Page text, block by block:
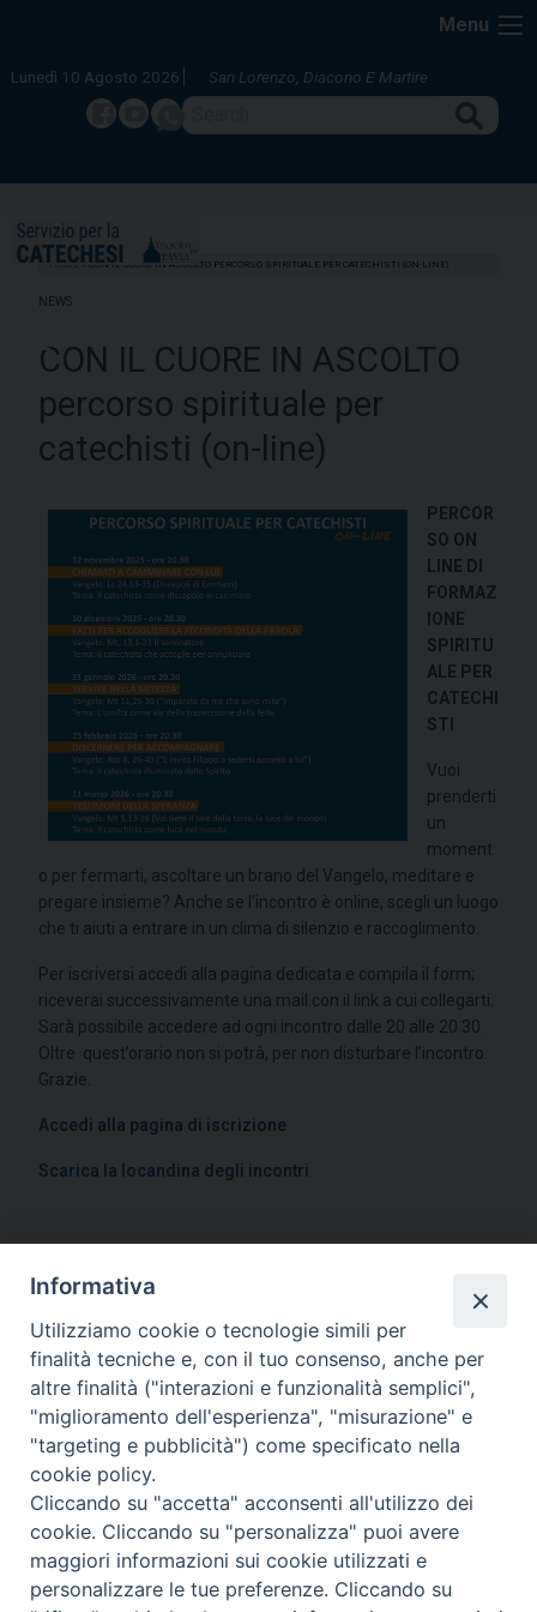
content
Menu
Lunedì 10 Agosto 2026 San Lorenzo, Diacono E Martire
Facebook
Youtube
HOME » CON IL CUORE IN ASCOLTO PERCORSO SPIRITUALE PER CATECHISTI (ON-LINE)
NEWS
CON IL CUORE IN ASCOLTO
percorso spirituale per
catechisti (on-line)
PERCOR
SO ON
LINE DI
FORMAZ
IONE
SPIRITU
ALE PER
CATECHI
STI
Vuoi
prenderti
un
moment
o per fermarti, ascoltare un brano del Vangelo, meditare e
pregare insieme? Anche se l’incontro è online, scegli un luogo
che ti aiuti a entrare in un clima di silenzio e raccoglimento.
Per iscriversi accedi alla pagina dedicata e compila il form;
riceverai successivamente una mail con il link a cui collegarti.
Sarà possibile accedere ad ogni incontro dalle 20 alle 20.30.
Oltre quest’orario non si potrà, per non disturbare l’incontro.
Grazie.
Accedi alla pagina di iscrizione
Scarica la locandina degli incontri
Piazza Duomo, 11 - 27100 Pavia - Tel. 0382.386511 - Fax
Informativa
Utilizziamo cookie o tecnologie simili per
finalità tecniche e, con il tuo consenso, anche per
altre finalità ("interazioni e funzionalità semplici",
"miglioramento dell'esperienza", "misurazione" e
"targeting e pubblicità") come specificato nella
cookie policy.
Cliccando su "accetta" acconsenti all'utilizzo dei
cookie. Cliccando su "personalizza" puoi avere
maggiori informazioni sui cookie utilizzati e
personalizzare le tue preferenze. Cliccando su